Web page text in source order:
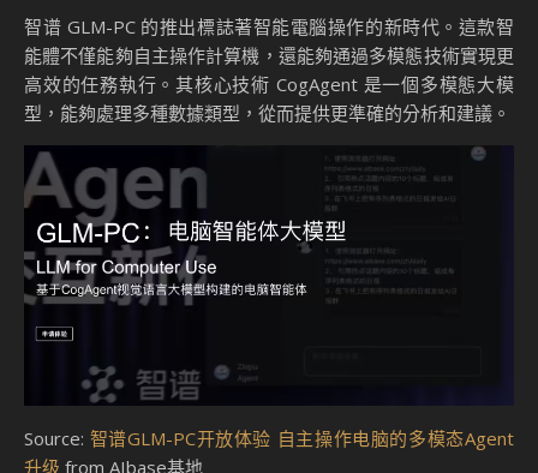
智谱 GLM-PC 的推出標誌著智能電腦操作的新時代。這款智
能體不僅能夠自主操作計算機，還能夠通過多模態技術實現更
高效的任務執行。其核心技術 CogAgent 是一個多模態大模
型，能夠處理多種數據類型，從而提供更準確的分析和建議。
Source: 智谱GLM-PC开放体验 自主操作电脑的多模态Agent
升级 from AIbase基地